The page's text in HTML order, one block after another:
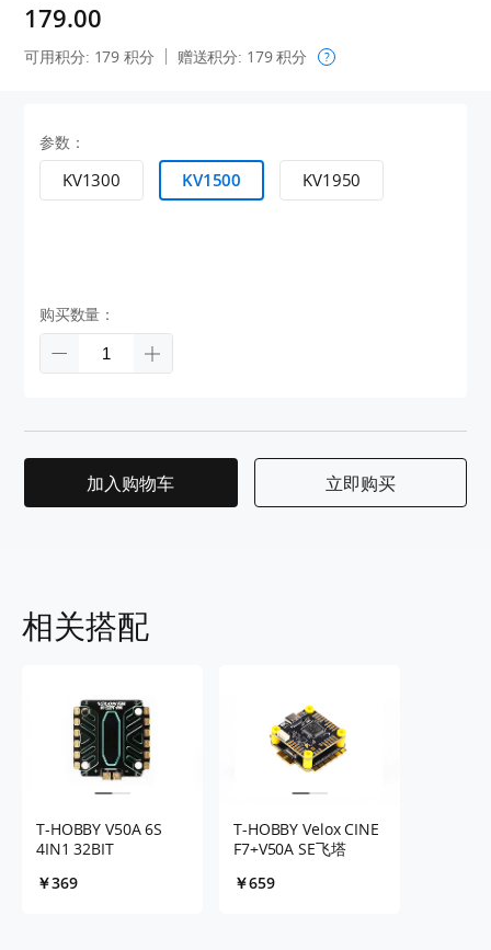
179.00
可用积分: 179积分 赠送积分: 179积分 ?
参数：
KV1300 KV1500 KV1950
购买数量：
加入购物车 立即购买
相关搭配
T-HOBBY V50A 6S
4IN1 32BIT
￥369
T-HOBBY Velox CINE
F7+V50A SE飞塔
￥659